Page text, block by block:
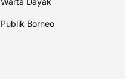
Publik Borneo